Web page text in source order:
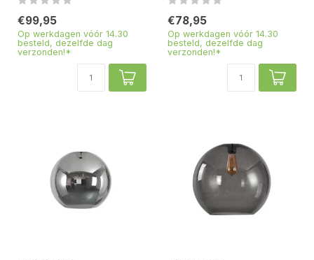
€99,95
Op werkdagen vóór 14.30
besteld, dezelfde dag
verzonden!*
€78,95
Op werkdagen vóór 14.30
besteld, dezelfde dag
verzonden!*